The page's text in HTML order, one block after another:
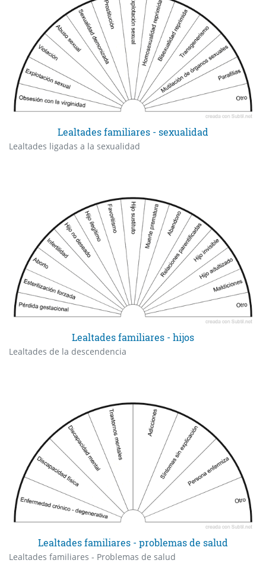
Lealtades familiares - sexualidad
Lealtades ligadas a la sexualidad
Lealtades familiares - hijos
Lealtades de la descendencia
Lealtades familiares - problemas de salud
Lealtades familiares - Problemas de salud